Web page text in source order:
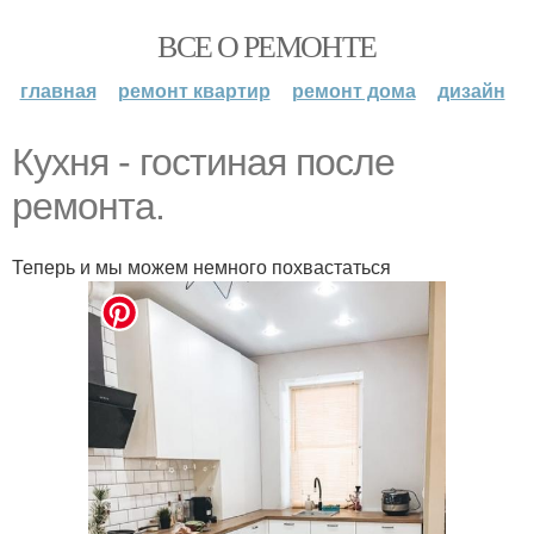
ВСЕ О РЕМОНТЕ
главная ремонт квартир ремонт дома дизайн
Кухня - гостиная после
ремонта.
Теперь и мы можем немного похвастаться